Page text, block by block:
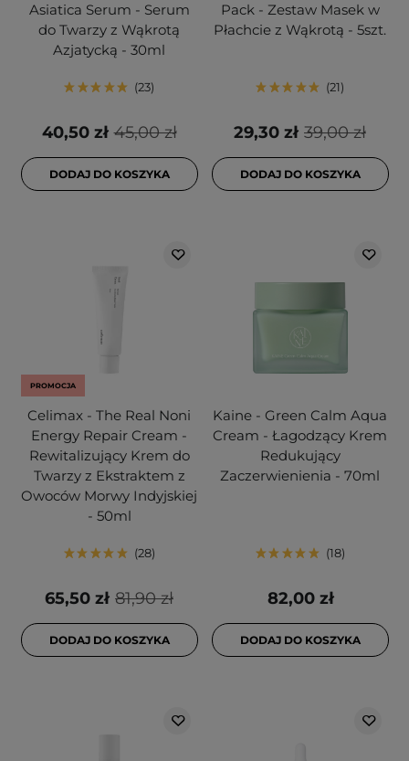
Asiatica Serum - Serum
do Twarzy z Wąkrotą
Azjatycką - 30ml
23
45,00 zł
40,50 zł
DODAJ DO KOSZYKA
Pack - Zestaw Masek w
Płachcie z Wąkrotą - 5szt.
21
39,00 zł
29,30 zł
DODAJ DO KOSZYKA
PROMOCJA
Celimax - The Real Noni
Energy Repair Cream -
Rewitalizujący Krem do
Twarzy z Ekstraktem z
Owoców Morwy Indyjskiej
- 50ml
28
81,90 zł
65,50 zł
DODAJ DO KOSZYKA
Kaine - Green Calm Aqua
Cream - Łagodzący Krem
Redukujący
Zaczerwienienia - 70ml
18
82,00 zł
DODAJ DO KOSZYKA